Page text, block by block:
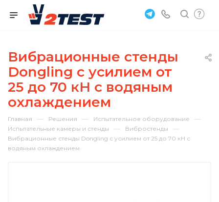
Вибрационные стенды
Dongling с усилием от
25 до 70 кН с водяным
охлаждением
Главная — Решения — Испытательное оборудование —
Испытательные камеры и стенды — Вибростенды —
Вибрационные стенды Dongling с усилием от 25 до 70 кН с
водяным охлаждением